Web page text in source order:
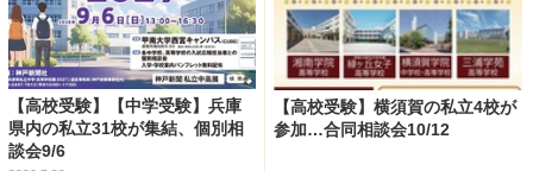
【高校受験】【中学受験】兵庫
県内の私立31校が集結、個別相
談会9/6
【高校受験】横須賀の私立4校が
参加…合同相談会10/12